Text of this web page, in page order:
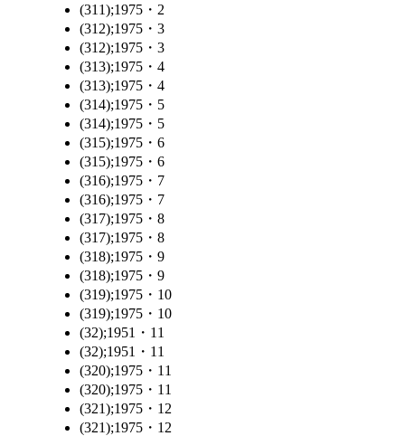
(311);1975・2
(312);1975・3
(312);1975・3
(313);1975・4
(313);1975・4
(314);1975・5
(314);1975・5
(315);1975・6
(315);1975・6
(316);1975・7
(316);1975・7
(317);1975・8
(317);1975・8
(318);1975・9
(318);1975・9
(319);1975・10
(319);1975・10
(32);1951・11
(32);1951・11
(320);1975・11
(320);1975・11
(321);1975・12
(321);1975・12